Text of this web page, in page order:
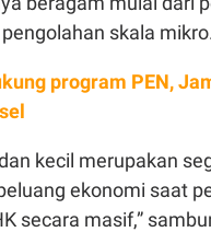
skala mikro.
program PEN,
kecil merupakan
ekonomi saat
secara masif,”